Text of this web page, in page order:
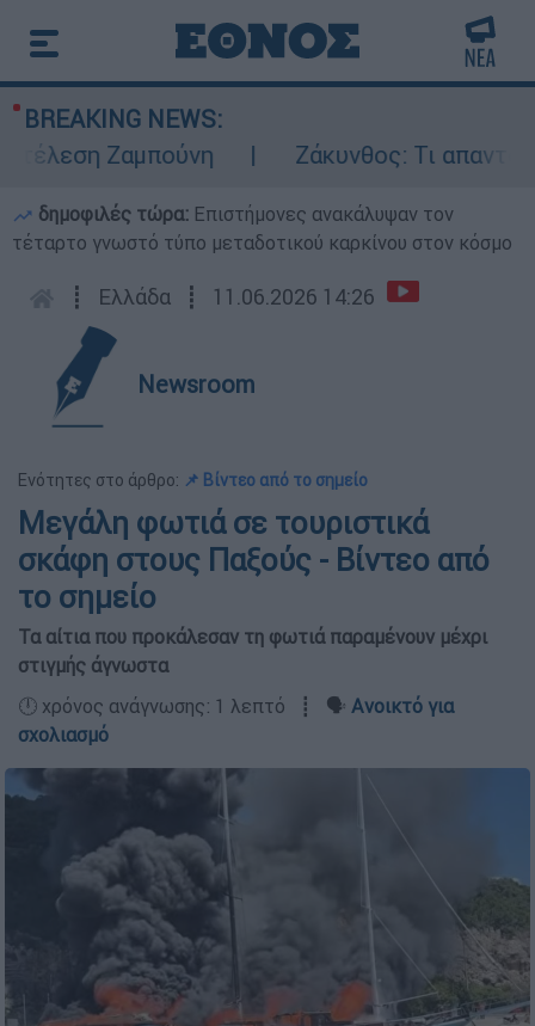
BREAKING NEWS:
Ζαμπούνη
Ζάκυνθος: Τι απαντά η
δημοφιλές τώρα: Επιστήμονες ανακάλυψαν τον
τέταρτο γνωστό τύπο μεταδοτικού καρκίνου στον κόσμο
┋ Ελλάδα ┋ 11.06.2026 14:26
Newsroom
Ενότητες στο άρθρο: 📌 Βίντεο από το σημείο
Μεγάλη φωτιά σε τουριστικά
σκάφη στους Παξούς - Βίντεο από
το σημείο
Τα αίτια που προκάλεσαν τη φωτιά παραμένουν μέχρι
στιγμής άγνωστα
🕛 χρόνος ανάγνωσης: 1 λεπτό ┋ 🗣️ Ανοικτό για
σχολιασμό